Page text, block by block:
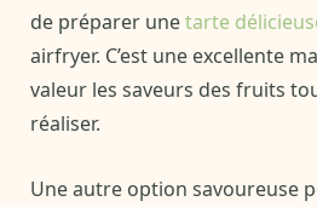
de préparer unetarte
airfryer. C’est une excellente
valeur les saveurs des fruits
réaliser.
Une autre option savoureuse